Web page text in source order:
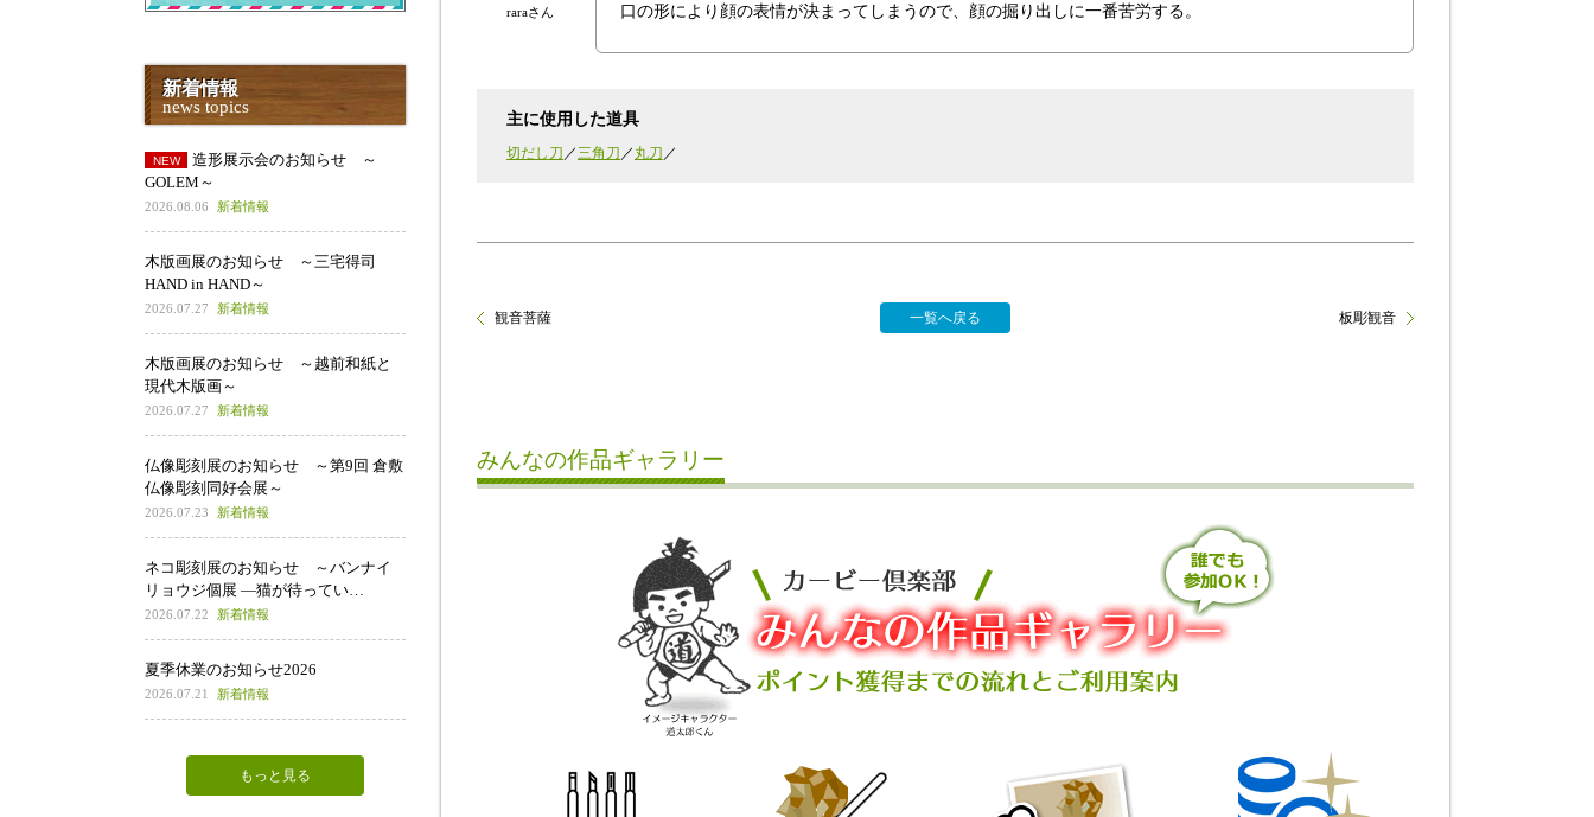
raraさん
口の形により顔の表情が決まってしまうので、顔の掘り出しに一番苦労する。
主に使用した道具
切だし刀 三角刀 丸刀
観音菩薩 一覧へ戻る 板彫観音
みんなの作品ギャラリー
新着情報
news topics
造形展示会のお知らせ ～
GOLEM～
2026.08.06 新着情報
木版画展のお知らせ ～三宅得司
HAND in HAND～
2026.07.27 新着情報
木版画展のお知らせ ～越前和紙と
現代木版画～
2026.07.27 新着情報
仏像彫刻展のお知らせ ～第9回 倉敷
仏像彫刻同好会展～
2026.07.23 新着情報
ネコ彫刻展のお知らせ ～バンナイ
リョウジ個展 ―猫が待ってい…
2026.07.22 新着情報
夏季休業のお知らせ2026
2026.07.21 新着情報
もっと見る